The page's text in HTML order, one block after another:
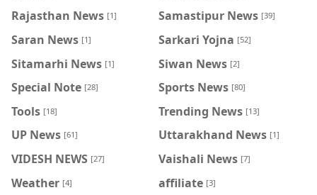
Rajasthan News [1] Samastipur News [39]
Saran News [1] Sarkari Yojna [52]
Sitamarhi News [1] Siwan News [2]
Special Note [28] Sports News [80]
Tools [18] Trending News [13]
UP News [61] Uttarakhand News [1]
VIDESH NEWS [27] Vaishali News [7]
Weather [4] affiliate [3]